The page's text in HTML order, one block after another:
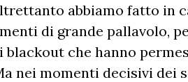
abbiamo fatto in
di grande pallavolo,
che hanno
nei momenti decisivi dei